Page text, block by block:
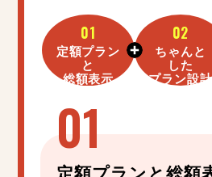
01
定額プラン
と
総額表示
02
ちゃんと
した
プラン設計
定額プラン と総額